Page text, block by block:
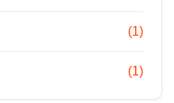
(1)
(1)